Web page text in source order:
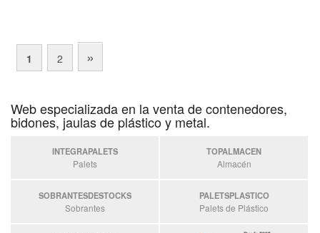
1 2 »
Web especializada en la venta de contenedores,
bidones, jaulas de plástico y metal.
INTEGRAPALETS
Palets
TOPALMACEN
Almacén
SOBRANTESDESTOCKS
Sobrantes
PALETSPLASTICO
Palets de Plástico